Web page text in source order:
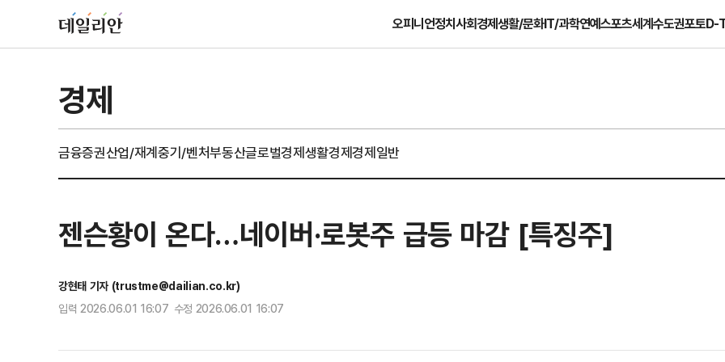
오피니언정치사회경제생활/문화IT/과학연예스포츠세계수도권포토D-
경제
금융증권산업/재계중기/벤처부동산글로벌경제생활경제경제일반
젠슨황이 온다…네이버·로봇주 급등 마감 [특징주]
강현태 기자 (trustme@dailian.co.kr)
입력 2026.06.01 16:07 수정 2026.06.01 16:07